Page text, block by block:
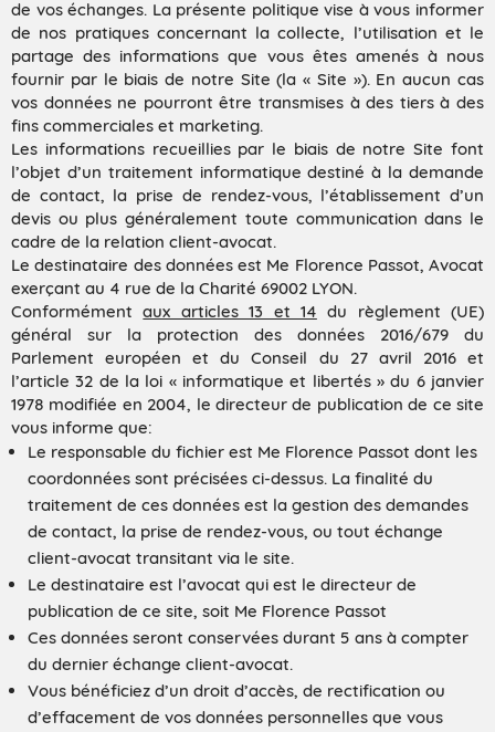
de vos échanges. La présente politique vise à vous informer
de nos pratiques concernant la collecte, l’utilisation et le
partage des informations que vous êtes amenés à nous
fournir par le biais de notre Site (la « Site »). En aucun cas
vos données ne pourront être transmises à des tiers à des
fins commerciales et marketing.
Les informations recueillies par le biais de notre Site font
l’objet d’un traitement informatique destiné à la demande
de contact, la prise de rendez-vous, l’établissement d’un
devis ou plus généralement toute communication dans le
cadre de la relation client-avocat.
Le destinataire des données est Me Florence Passot, Avocat
exerçant au 4 rue de la Charité 69002 LYON.
Conformémentaux articles 13 et 14 du règlement (UE)
général sur la protection des données 2016/679 du
Parlement européen et du Conseil du 27 avril 2016 et
l’article 32 de la loi « informatique et libertés » du 6 janvier
1978 modifiée en 2004, le directeur de publication de ce site
vous informe que:
Le responsable du fichier est Me Florence Passot dont les
coordonnées sont précisées ci-dessus. La finalité du
traitement de ces données est la gestion des demandes
de contact, la prise de rendez-vous, ou tout échange
client-avocat transitant via le site.
Le destinataire est l’avocat qui est le directeur de
publication de ce site, soit Me Florence Passot
Ces données seront conservées durant 5 ans à compter
du dernier échange client-avocat.
Vous bénéficiez d’un droit d’accès, de rectification ou
d’effacement de vos données personnelles que vous